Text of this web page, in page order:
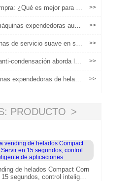
dolores de cabeza
¿Qué es mejor para s
>>
expendedoras auto
los costos laborales
>>
de servicio suave en su
>>
condensación aborda los
que operan en entornos de
>>
expendedoras de helado
>>
PRODUCTO
de helados Compact Corn
segundos, control inteligent